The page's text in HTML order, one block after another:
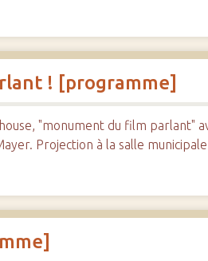
! [programme]
"monument du film parlant"
Projection à la salle